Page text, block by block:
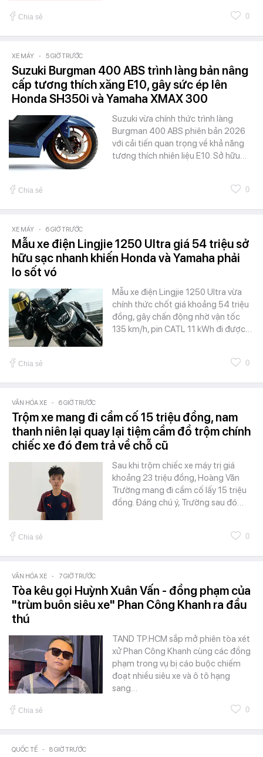
Chia sẻ 0
XE MÁY - 5 GIỜ TRƯỚC
Suzuki Burgman 400 ABS trình làng bản nâng
cấp tương thích xăng E10, gây sức ép lên
Honda SH350i và Yamaha XMAX 300
Suzuki vừa chính thức trình làng
Burgman 400 ABS phiên bản 2026
với cải tiến quan trọng về khả năng
tương thích nhiên liệu E10. Sở hữu…
Chia sẻ 0
XE MÁY - 6 GIỜ TRƯỚC
Mẫu xe điện Lingjie 1250 Ultra giá 54 triệu sở
hữu sạc nhanh khiến Honda và Yamaha phải
lo sốt vó
Mẫu xe điện Lingjie 1250 Ultra vừa
chính thức chốt giá khoảng 54 triệu
đồng, gây chấn động nhờ vận tốc
135 km/h, pin CATL 11 kWh đi được…
Chia sẻ 0
VĂN HÓA XE - 6 GIỜ TRƯỚC
Trộm xe mang đi cầm cố 15 triệu đồng, nam
thanh niên lại quay lại tiệm cầm đồ trộm chính
chiếc xe đó đem trả về chỗ cũ
Sau khi trộm chiếc xe máy trị giá
khoảng 23 triệu đồng, Hoàng Văn
Trường mang đi cầm cố lấy 15 triệu
đồng. Đáng chú ý, Trường sau đó…
Chia sẻ 0
VĂN HÓA XE - 7 GIỜ TRƯỚC
Tòa kêu gọi Huỳnh Xuân Vấn - đồng phạm của
"trùm buôn siêu xe" Phan Công Khanh ra đầu
thú
TAND TP.HCM sắp mở phiên tòa xét
xử Phan Công Khanh cùng các đồng
phạm trong vụ bị cáo buộc chiếm
đoạt nhiều siêu xe và ô tô hạng
sang…
Chia sẻ 0
QUỐC TẾ - 8 GIỜ TRƯỚC